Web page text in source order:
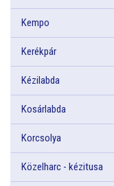
Kempo
Kerékpár
Kézilabda
Kosárlabda
Korcsolya
Közelharc - kézitusa